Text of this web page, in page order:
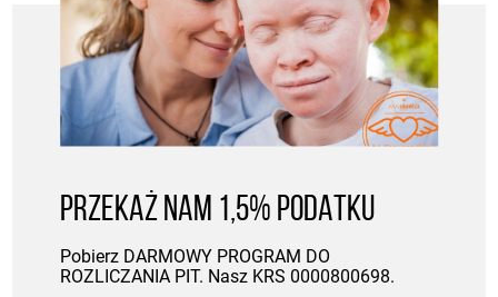
PRZEKAŻ NAM 1,5% PODATKU
Pobierz DARMOWY PROGRAM DO
ROZLICZANIA PIT. Nasz KRS 0000800698.